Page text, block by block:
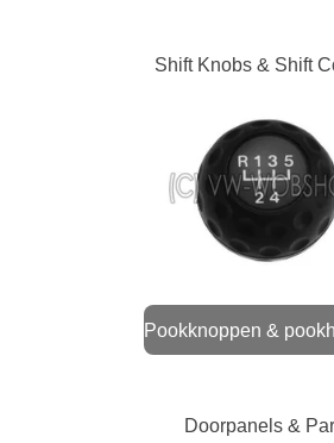
Shift Knobs & Shift
Pookknoppen &
Doorpanels &